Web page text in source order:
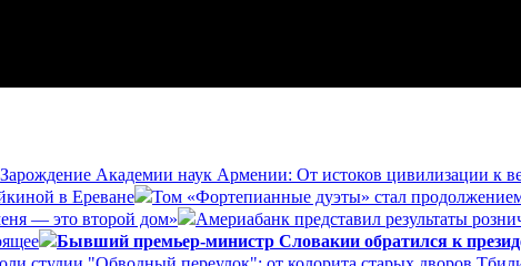
Зарождение Академии наук Армении: От истоков цивилизации к
в Ереване
Том «Фортепианные дуэты» стал
— это второй дом»
Америабанк представил результаты
Бывший премьер-министр Словакии обратился к